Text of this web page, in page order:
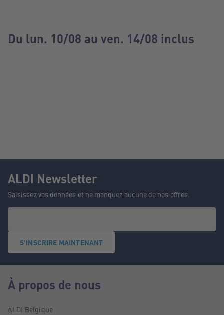
Du lun. 10/08 au ven. 14/08 inclus
ALDI Newsletter
Saisissez vos données et ne manquez aucune de nos offres.
S'INSCRIRE MAINTENANT
À propos de nous
ALDI Belgique